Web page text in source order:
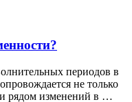
периодов в
не только
рядом изменений в …